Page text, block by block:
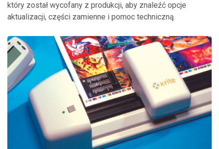
który został wycofany z produkcji, aby znaleźć opcje
aktualizacji, części zamienne i pomoc techniczną.